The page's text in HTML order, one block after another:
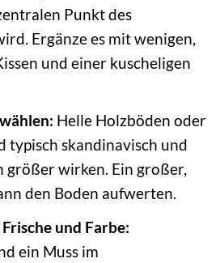
Punkt des
Ergänze es mit wenigen,
und einer kuscheligen
Helle Holzböden oder
typisch skandinavisch und
größer wirken. Ein großer,
den Boden aufwerten.
und Farbe:
ein Muss im